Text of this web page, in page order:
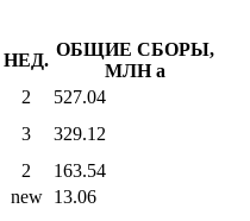
НЕД.
ОБЩИЕ СБОРЫ,
МЛНa
2
527.04
3
329.12
2
163.54
new
13.06